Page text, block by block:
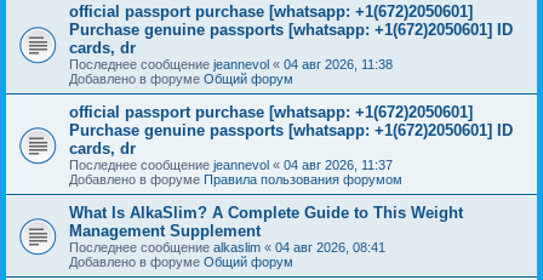
official passport purchase [whatsapp: +1(672)2050601]
Purchase genuine passports [whatsapp: +1(672)2050601] ID
cards, dr
Последнее сообщение jeannevol « 04 авг 2026, 11:38
Добавлено в форуме Общий форум
official passport purchase [whatsapp: +1(672)2050601]
Purchase genuine passports [whatsapp: +1(672)2050601] ID
cards, dr
Последнее сообщение jeannevol « 04 авг 2026, 11:37
Добавлено в форуме Правила пользования форумом
What Is AlkaSlim? A Complete Guide to This Weight
Management Supplement
Последнее сообщение alkaslim « 04 авг 2026, 08:41
Добавлено в форуме Общий форум